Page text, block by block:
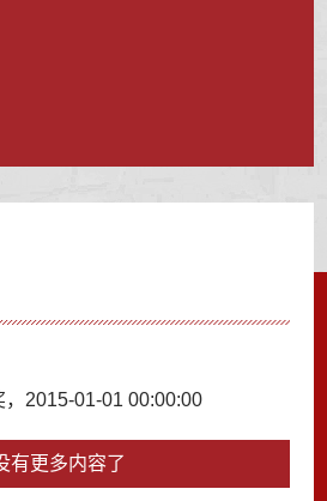
，2015-01-01 00:00:00
有更多内容了